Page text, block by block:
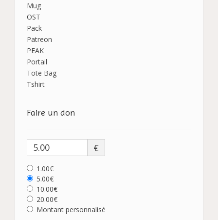
Mug
OST
Pack
Patreon
PEAK
Portail
Tote Bag
Tshirt
Faire un don
€
1.00€
5.00€
10.00€
20.00€
Montant personnalisé